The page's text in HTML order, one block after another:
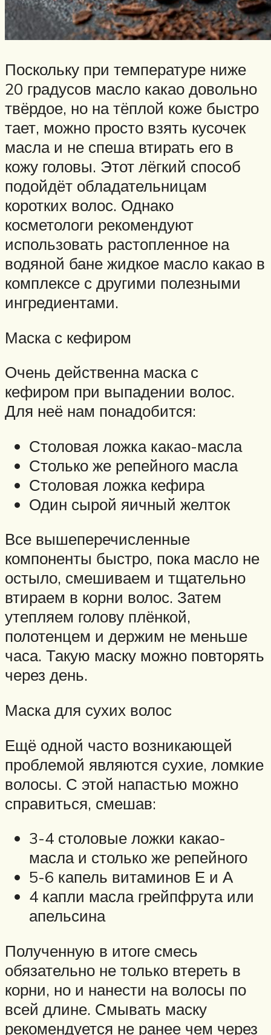
Поскольку при температуре ниже
20 градусов масло какао довольно
твёрдое, но на тёплой коже быстро
тает, можно просто взять кусочек
масла и не спеша втирать его в
кожу головы. Этот лёгкий способ
подойдёт обладательницам
коротких волос. Однако
косметологи рекомендуют
использовать растопленное на
водяной бане жидкое масло какао в
комплексе с другими полезными
ингредиентами.
Маска с кефиром
Очень действенна маска с
кефиром при выпадении волос.
Для неё нам понадобится:
Столовая ложка какао-масла
Столько же репейного масла
Столовая ложка кефира
Один сырой яичный желток
Все вышеперечисленные
компоненты быстро, пока масло не
остыло, смешиваем и тщательно
втираем в корни волос. Затем
утепляем голову плёнкой,
полотенцем и держим не меньше
часа. Такую маску можно повторять
через день.
Маска для сухих волос
Ещё одной часто возникающей
проблемой являются сухие, ломкие
волосы. С этой напастью можно
справиться, смешав:
3-4 столовые ложки какао-
масла и столько же репейного
5-6 капель витаминов Е и А
4 капли масла грейпфрута или
апельсина
Полученную в итоге смесь
обязательно не только втереть в
корни, но и нанести на волосы по
всей длине. Смывать маску
рекомендуется не ранее чем через